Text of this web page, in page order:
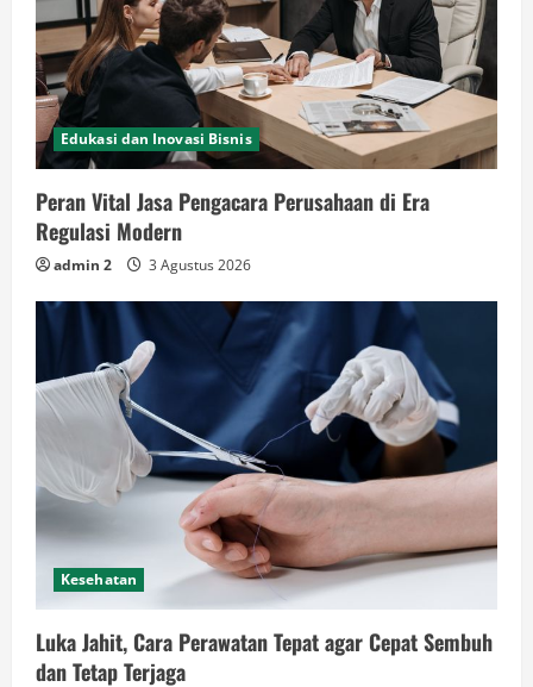
Edukasi dan Inovasi Bisnis
Peran Vital Jasa Pengacara Perusahaan di Era
Regulasi Modern
admin 2 3 Agustus 2026
Kesehatan
Luka Jahit, Cara Perawatan Tepat agar Cepat Sembuh
dan Tetap Terjaga